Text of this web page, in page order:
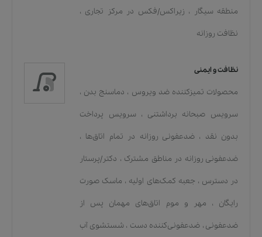
منطقه سیگار ، زیراکس/فکس در مرکز تجاری ،
نظافت روزانه
نظافت و ایمنی
محصولات تمیزکننده ضد ویروس ، دماسنج بدن ،
سرویس صبحانه برداشتنی ، سرویس پرداخت
بدون نقد ، ضدعفونی روزانه در تمام اتاق‌ها ،
ضدعفونی روزانه در مناطق مشترک ، دکتر/پرستار
در دسترس ، جعبه کمک‌های اولیه ، ماسک صورت
رایگان ، مهر و موم اتاق‌های مهمان پس از
ضدعفونی ، ضدعفونی‌کننده دست ، شستشوی آب